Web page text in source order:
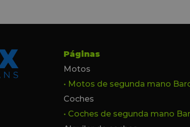
Páginas
Motos
• Motos de segunda mano
Coches
• Coches de segunda mano